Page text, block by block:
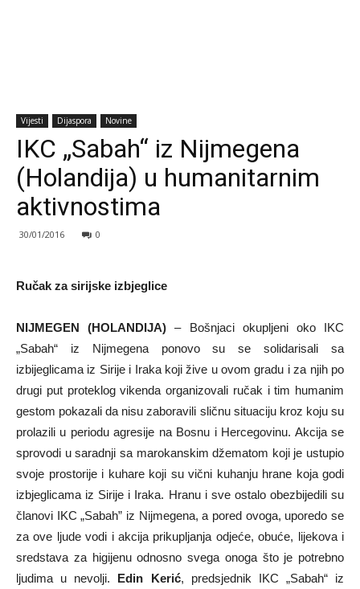
Vijesti Dijaspora Novine
IKC „Sabah“ iz Nijmegena
(Holandija) u humanitarnim
aktivnostima
30/01/2016 0
Ručak za sirijske izbjeglice
NIJMEGEN (HOLANDIJA) – Bošnjaci okupljeni oko IKC
„Sabah“ iz Nijmegena ponovo su se solidarisali sa
izbijeglicama iz Sirije i Iraka koji žive u ovom gradu i za njih po
drugi put proteklog vikenda organizovali ručak i tim humanim
gestom pokazali da nisu zaboravili sličnu situaciju kroz koju su
prolazili u periodu agresije na Bosnu i Hercegovinu. Akcija se
sprovodi u saradnji sa marokanskim džematom koji je ustupio
svoje prostorije i kuhare koji su vični kuhanju hrane koja godi
izbjeglicama iz Sirije i Iraka. Hranu i sve ostalo obezbijedili su
članovi IKC „Sabah” iz Nijmegena, a pored ovoga, uporedo se
za ove ljude vodi i akcija prikupljanja odjeće, obuće, lijekova i
sredstava za higijenu odnosno svega onoga što je potrebno
ljudima u nevolji. Edin Kerić, predsjednik IKC „Sabah“ iz